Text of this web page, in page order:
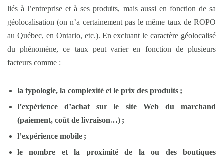
liés à l’entreprise et à ses produits, mais aussi en fonction de sa
géolocalisation (on n’a certainement pas le même taux de ROPO
au Québec, en Ontario, etc.). En excluant le caractère géolocalisé
du phénomène, ce taux peut varier en fonction de plusieurs
facteurs comme :
la typologie, la complexité et le prix des produits ;
l’expérience d’achat sur le site Web du marchand
(paiement, coût de livraison…) ;
l’expérience mobile ;
le nombre et la proximité de la ou des boutiques